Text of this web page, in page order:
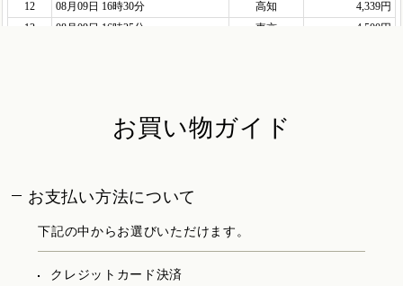
お買い物ガイド
お支払い方法について
下記の中からお選びいただけます。
クレジットカード決済